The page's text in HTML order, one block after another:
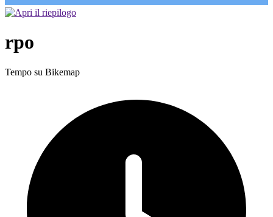
rpo
Tempo su Bikemap